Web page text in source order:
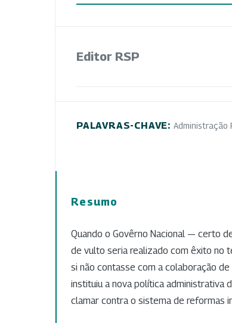
Editor RSP
PALAVRAS-CHAVE: Administração
Resumo
Quando o Govêrno Nacional — certo
de vulto seria realizado com êxito no
si não contasse com a colaboração
instituiu a nova política administrativa
clamar contra o sistema de reformas